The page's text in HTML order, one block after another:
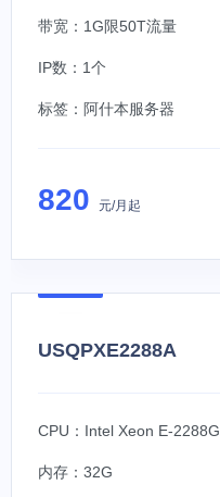
带宽：1G限50T流量
IP数：1个
标签： 阿什本服务器
820 元/月起
USQPXE2288A
CPU：Intel Xeon E-2288G
内存：32G